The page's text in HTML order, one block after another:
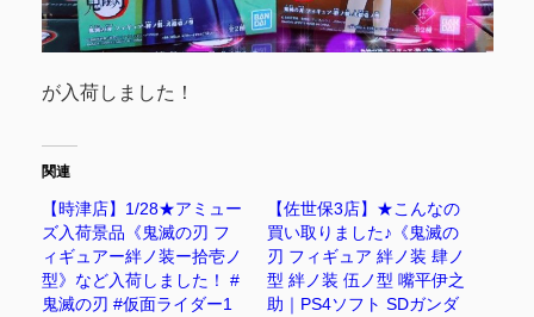
が入荷しました！
関連
【時津店】1/28★アミュー
ズ入荷景品《鬼滅の刃 フ
ィギュアー絆ノ装ー拾壱ノ
型》など入荷しました！ #
鬼滅の刃 #仮面ライダー1
【佐世保3店】★こんなの
買い取りました♪《鬼滅の
刃 フィギュア 絆ノ装 肆ノ
型 絆ノ装 伍ノ型 嘴平伊之
助｜PS4ソフト SDガンダ